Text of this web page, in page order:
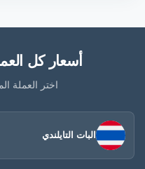
أسعار كل
اختر العملة
البات التايلندي